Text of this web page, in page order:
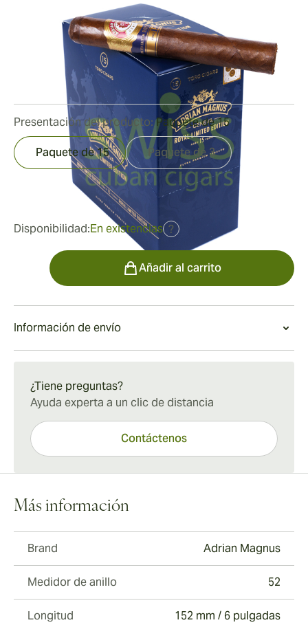
Edition Toro
Medidor de anillo:52
Longitud: 152 mm / 6 pulgadas
0 Reseñas
fue457,83 €
Disponibilidad:En existencias ?
Presentación del producto: Paquete de 15
Paquete de 15 Paquete de 3
Cantidad
Añadir al carrito
Información de envío
¿Tiene preguntas?
Ayuda experta a un clic de distancia
Contáctenos
Más información
Brand Adrian Magnus
Medidor de anillo 52
Longitud 152 mm / 6 pulgadas